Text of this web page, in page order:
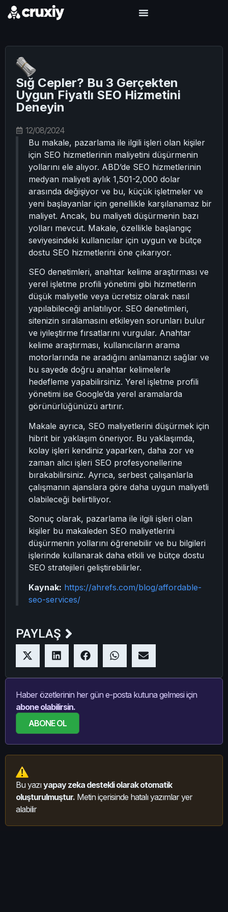
Sığ Cepler? Bu 3 Gerçekten
Uygun Fiyatlı SEO Hizmetini
Deneyin
12/08/2024
Bu makale, pazarlama ile ilgili işleri olan kişiler
için SEO hizmetlerinin maliyetini düşürmenin
yollarını ele alıyor. ABD’de SEO hizmetlerinin
medyan maliyeti aylık 1,501-2,000 dolar
arasında değişiyor ve bu, küçük işletmeler ve
yeni başlayanlar için genellikle karşılanamaz bir
maliyet. Ancak, bu maliyeti düşürmenin bazı
yolları mevcut. Makale, özellikle başlangıç
seviyesindeki kullanıcılar için uygun ve bütçe
dostu SEO hizmetlerini öne çıkarıyor.
SEO denetimleri, anahtar kelime araştırması ve
yerel işletme profili yönetimi gibi hizmetlerin
düşük maliyetle veya ücretsiz olarak nasıl
yapılabileceği anlatılıyor. SEO denetimleri,
sitenizin sıralamasını etkileyen sorunları bulur
ve iyileştirme fırsatlarını vurgular. Anahtar
kelime araştırması, kullanıcıların arama
motorlarında ne aradığını anlamanızı sağlar ve
bu sayede doğru anahtar kelimelerle
hedefleme yapabilirsiniz. Yerel işletme profili
yönetimi ise Google’da yerel aramalarda
görünürlüğünüzü artırır.
Makale ayrıca, SEO maliyetlerini düşürmek için
hibrit bir yaklaşım öneriyor. Bu yaklaşımda,
kolay işleri kendiniz yaparken, daha zor ve
zaman alıcı işleri SEO profesyonellerine
bırakabilirsiniz. Ayrıca, serbest çalışanlarla
çalışmanın ajanslara göre daha uygun maliyetli
olabileceği belirtiliyor.
Sonuç olarak, pazarlama ile ilgili işleri olan
kişiler bu makaleden SEO maliyetlerini
düşürmenin yollarını öğrenebilir ve bu bilgileri
işlerinde kullanarak daha etkili ve bütçe dostu
SEO stratejileri geliştirebilirler.
Kaynak: https://ahrefs.com/blog/affordable-
seo-services/
PAYLAŞ
Haber özetlerinin her gün e-posta kutuna gelmesi için
abone olabilirsin.
ABONE OL
Bu yazıyapay zeka destekli olarak otomatik
oluşturulmuştur. Metin içerisinde hatalı yazımlar yer
alabilir